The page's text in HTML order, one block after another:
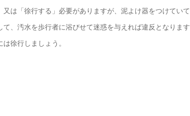
は「徐行する」必要がありますが、泥よけ器をつけていて
、汚水を歩行者に浴びせて迷惑を与えれば違反となります
徐行しましょう。